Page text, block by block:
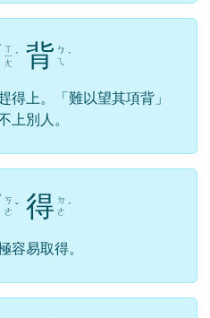
ㄒ
ㄧ
ㄤ
ˋ 背 ㄅ
ㄟ ˋ
得上。「難以望其項背」
上別人。
ㄎ
ㄜ ˇ 得 ㄉ
ㄜ ˊ
容易取得。